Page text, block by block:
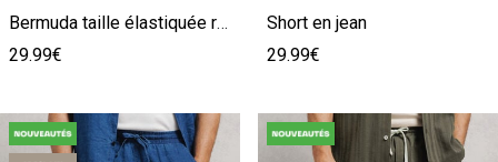
Bermuda taille élastiquée rayé
29.99€
Short en jean
29.99€